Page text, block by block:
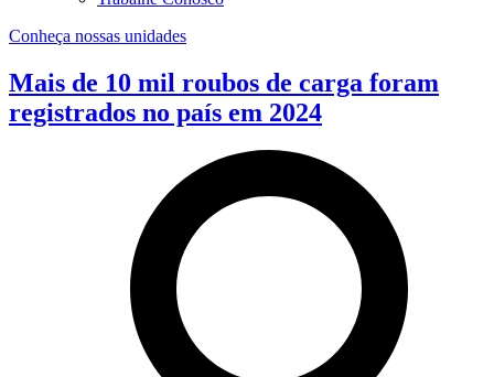
Conheça nossas unidades
Mais de 10 mil roubos de carga foram
registrados no país em 2024